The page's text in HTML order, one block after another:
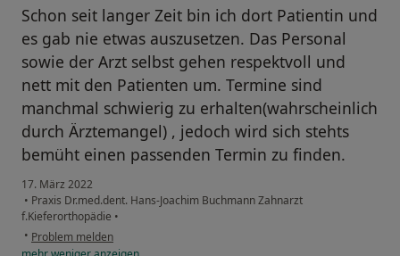
Schon seit langer Zeit bin ich dort Patientin und
es gab nie etwas auszusetzen. Das Personal
sowie der Arzt selbst gehen respektvoll und
nett mit den Patienten um. Termine sind
manchmal schwierig zu erhalten(wahrscheinlich
durch Ärztemangel) , jedoch wird sich stehts
bemüht einen passenden Termin zu finden.
17. März 2022
• Praxis Dr.med.dent. Hans-Joachim Buchmann Zahnarzt
f.Kieferorthopädie •
• Problem melden